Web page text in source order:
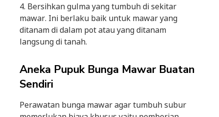
4. Bersihkan gulma yang tumbuh di sekitar
mawar. Ini berlaku baik untuk mawar yang
ditanam di dalam pot atau yang ditanam
langsung di tanah.
Aneka Pupuk Bunga Mawar Buatan
Sendiri
Perawatan bunga mawar agar tumbuh subur